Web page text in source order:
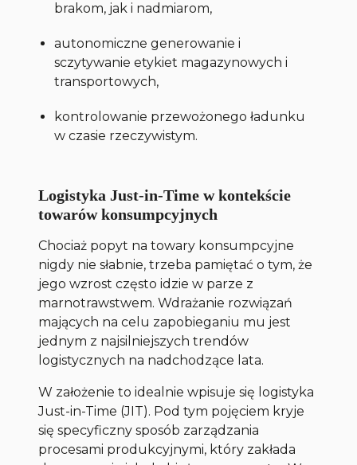
brakom, jak i nadmiarom,
autonomiczne generowanie i
sczytywanie etykiet magazynowych i
transportowych,
kontrolowanie przewożonego ładunku
w czasie rzeczywistym.
Logistyka Just-in-Time w kontekście
towarów konsumpcyjnych
Chociaż popyt na towary konsumpcyjne
nigdy nie słabnie, trzeba pamiętać o tym, że
jego wzrost często idzie w parze z
marnotrawstwem. Wdrażanie rozwiązań
mających na celu zapobieganiu mu jest
jednym z najsilniejszych trendów
logistycznych na nadchodzące lata.
W założenie to idealnie wpisuje się logistyka
Just-in-Time (JIT). Pod tym pojęciem kryje
się specyficzny sposób zarządzania
procesami produkcyjnymi, który zakłada